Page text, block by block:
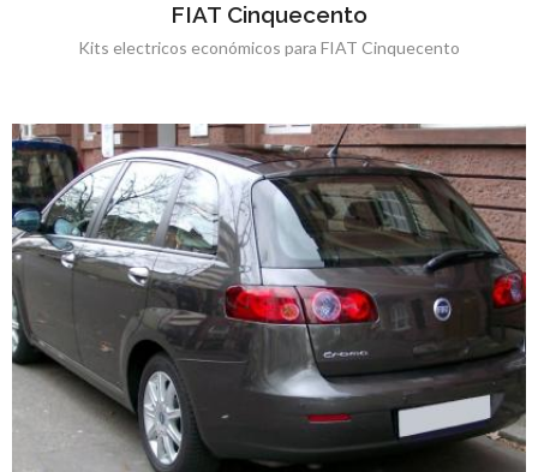
FIAT Cinquecento
Kits electricos económicos para FIAT Cinquecento